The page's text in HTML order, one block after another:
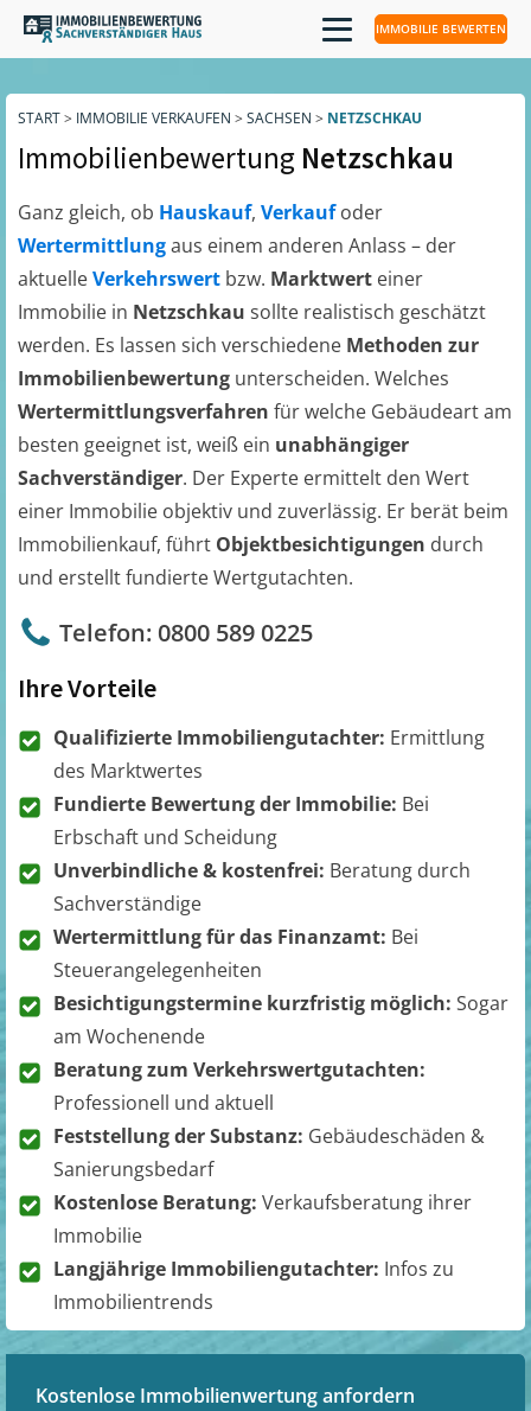
IMMOBILIE BEWERTEN
START> IMMOBILIE VERKAUFEN > SACHSEN > NETZSCHKAU
Immobilienbewertung Netzschkau
Ganz gleich, ob Hauskauf, Verkaufoder
Wertermittlungaus einem anderen Anlass – der
aktuelleVerkehrswert bzw. Marktwert einer
Immobilie in Netzschkau sollte realistisch geschätzt
werden. Es lassen sich verschiedene Methoden zur
Immobilienbewertung unterscheiden. Welches
Wertermittlungsverfahren für welche Gebäudeart am
besten geeignet ist, weiß ein unabhängiger
Sachverständiger. Der Experte ermittelt den Wert
einer Immobilie objektiv und zuverlässig. Er berät beim
Immobilienkauf, führt Objektbesichtigungen durch
und erstellt fundierte Wertgutachten.
Telefon: 0800 589 0225
Ihre Vorteile
Qualifizierte Immobiliengutachter: Ermittlung
des Marktwertes
Fundierte Bewertung der Immobilie: Bei
Erbschaft und Scheidung
Unverbindliche & kostenfrei: Beratung durch
Sachverständige
Wertermittlung für das Finanzamt: Bei
Steuerangelegenheiten
Besichtigungstermine kurzfristig möglich: Sogar
am Wochenende
Beratung zum Verkehrswertgutachten:
Professionell und aktuell
Feststellung der Substanz: Gebäudeschäden &
Sanierungsbedarf
Kostenlose Beratung: Verkaufsberatung ihrer
Immobilie
Langjährige Immobiliengutachter: Infos zu
Immobilientrends
Kostenlose Immobilienwertung anfordern